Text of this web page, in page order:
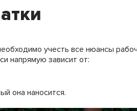
учесть все нюансы
напрямую зависит от:
она наносится.